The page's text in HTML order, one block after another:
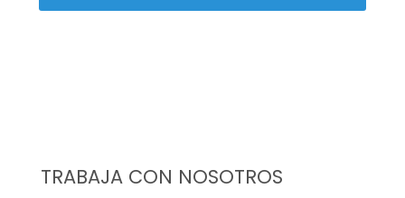
TRABAJA CON NOSOTROS